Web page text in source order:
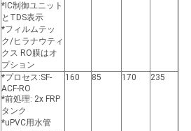
*IC制御ユニット
とTDS表示
*フィルムテッ
ク/ヒラナウティ
クス RO膜はオ
プション
*プロセス:SF-
ACF-RO
*前処理: 2x FRP
タンク
*uPVC用水管
160 85 170 235